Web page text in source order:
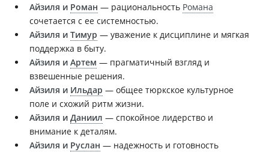
Айзиля и Роман — рациональность Романа
сочетается с ее системностью.
Айзиля и Тимур — уважение к дисциплине и мягкая
поддержка в быту.
Айзиля и Артем — прагматичный взгляд и
взвешенные решения.
Айзиля и Ильдар — общее тюркское культурное
поле и схожий ритм жизни.
Айзиля и Даниил — спокойное лидерство и
внимание к деталям.
Айзиля и Руслан — надежность и готовность